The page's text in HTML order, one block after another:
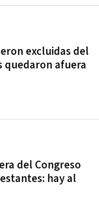
excluidas del
quedaron afuera
del Congreso
hay al